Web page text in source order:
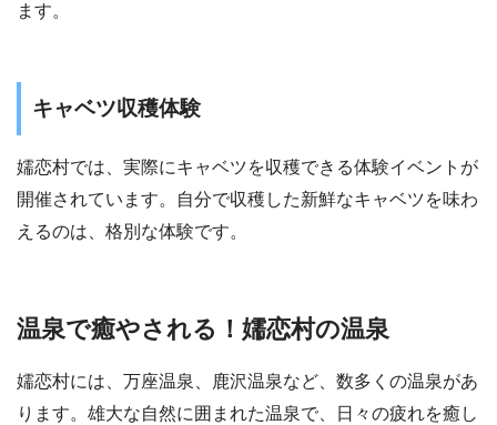
ます。
キャベツ収穫体験
嬬恋村では、実際にキャベツを収穫できる体験イベントが
開催されています。自分で収穫した新鮮なキャベツを味わ
えるのは、格別な体験です。
温泉で癒やされる！嬬恋村の温泉
嬬恋村には、万座温泉、鹿沢温泉など、数多くの温泉があ
ります。雄大な自然に囲まれた温泉で、日々の疲れを癒し